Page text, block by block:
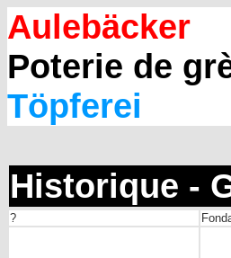
Aulebäcker
Poterie de
Töpferei
Historique -
?